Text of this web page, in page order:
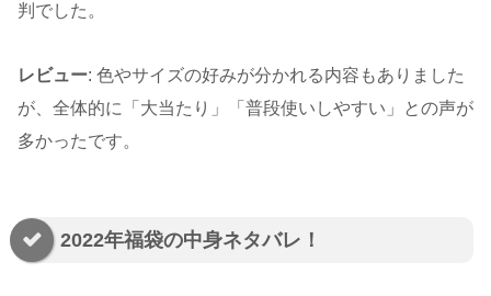
判でした。
レビュー: 色やサイズの好みが分かれる内容もありました
が、全体的に「大当たり」「普段使いしやすい」との声が
多かったです。
2022年福袋の中身ネタバレ！